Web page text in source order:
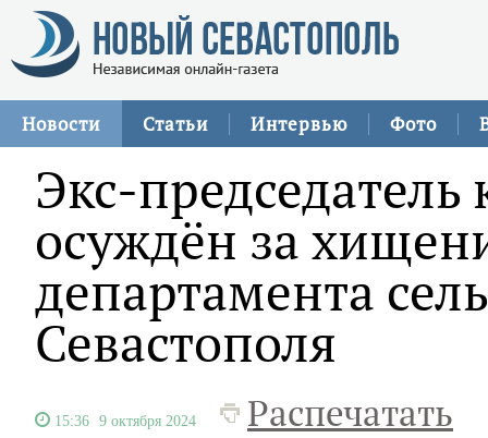
Новости Статьи Интервью Фото
Экс-председатель
осуждён за
департамента
Севастополя
15:36 9 октября 2024 Распечатать